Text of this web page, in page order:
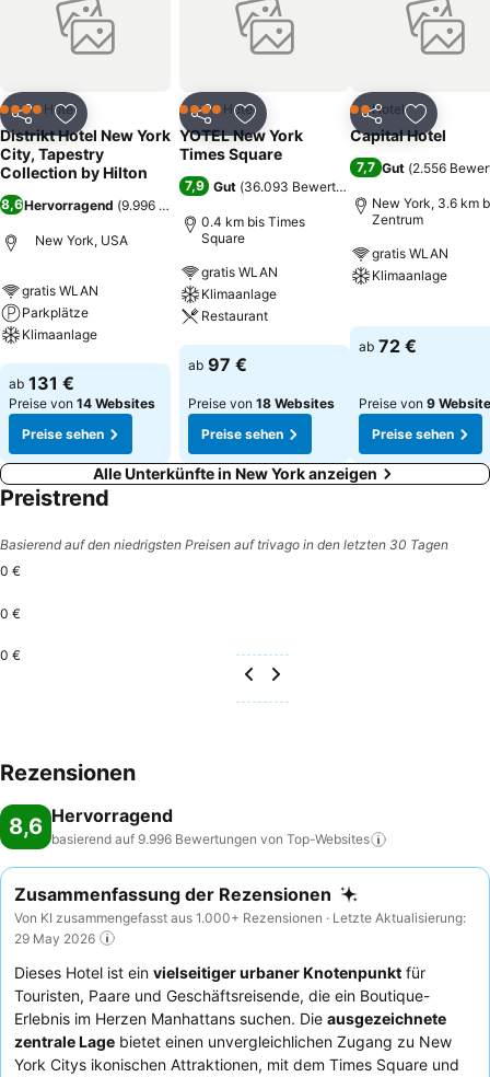
Concierge-Service. Das nur wenige Schritte entfernt liegende
Fitnesscenter Mid City Gym steht Gästen kostenlos zur Verfügung.
Im hauseigenen Restaurant werden morgens, mittags und abends
modernen Ledersofas kann der Tag mit einem leckeren Drink stilvoll
ausklingen. Vom Times Square und dem Madison Square Garden
trennt das Haus nur zehn Gehminuten. Das Rockefeller Center und
das Museum of Modern Art erreicht man nach einem Spaziergang
von einer Viertelstunde.
Teilen Zu Favoriten hinzufügen
4 SterneHotel
Distrikt Hotel New York
City, Tapestry
Collection by Hilton
8,6Hervorragend (9.996 Bewertungen
New York, USA
gratis WLAN
Parkplätze
Klimaanlage
Preise sehen
ab 131 €
Preise von 14 Websites
Preise sehen
Teilen Zu Favoriten hinzufügen
4 SterneHotel
YOTEL New York
Times Square
7,9 Gut (36.093 Bewertungen
0.4 km bis Times
Square
gratis WLAN
Klimaanlage
Restaurant
Preise sehen
ab 97 €
Preise von 18 Websites
Preise sehen
Teilen Zu
2 Sterne
Hotel
Capital Hotel
7,7 Gut (2.556
New York, 3.6 km
Zentrum
gratis WLAN
Klimaanlage
ab 72 €
Preise von 9
Preise sehen
Alle Unterkünfte in New York anzeigen
Preistrend
Basierend auf den niedrigsten Preisen auf trivago in den letzten 30 Tagen
0 €
0 €
0 €
Rezensionen
8,6 Hervorragend
basierend auf 9.996 Bewertungen von Top-Websites
Zusammenfassung der Rezensionen
Von KI zusammengefasst aus 1.000+ Rezensionen · Letzte Aktualisierung:
29 May 2026
Dieses Hotel ist ein vielseitiger urbaner Knotenpunkt für
Touristen, Paare und Geschäftsreisende, die ein Boutique-
Erlebnis im Herzen Manhattans suchen. Die ausgezeichnete
zentrale Lage bietet einen unvergleichlichen Zugang zu New
York Citys ikonischen Attraktionen, mit dem Times Square und